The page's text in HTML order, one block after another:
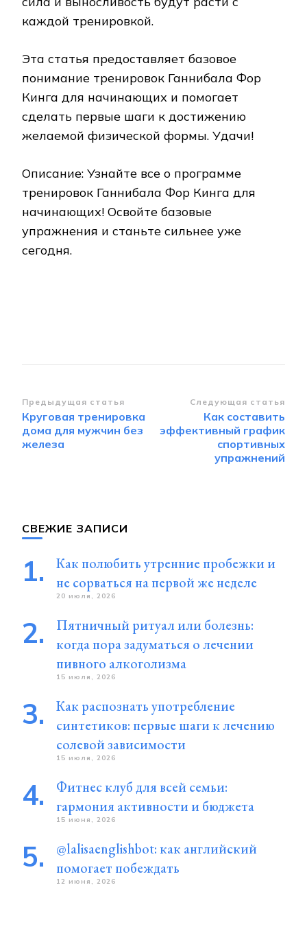
каждой тренировкой.
Эта статья предоставляет базовое
понимание тренировок Ганнибала Фор
Кинга для начинающих и помогает
сделать первые шаги к достижению
желаемой физической формы. Удачи!
Описание: Узнайте все о программе
тренировок Ганнибала Фор Кинга для
начинающих! Освойте базовые
упражнения и станьте сильнее уже
сегодня.
Навигация
по
записям
Предыдущая статья
Круговая тренировка
дома для мужчин без
железа
Следующая статья
Как составить
эффективный график
спортивных
упражнений
СВЕЖИЕ ЗАПИСИ
Как полюбить утренние пробежки и
не сорваться на первой же неделе
20 июля, 2026
Пятничный ритуал или болезнь:
когда пора задуматься о лечении
пивного алкоголизма
15 июля, 2026
Как распознать употребление
синтетиков: первые шаги к лечению
солевой зависимости
15 июля, 2026
Фитнес клуб для всей семьи:
гармония активности и бюджета
15 июня, 2026
@lalisaenglishbot: как английский
помогает побеждать
12 июня, 2026